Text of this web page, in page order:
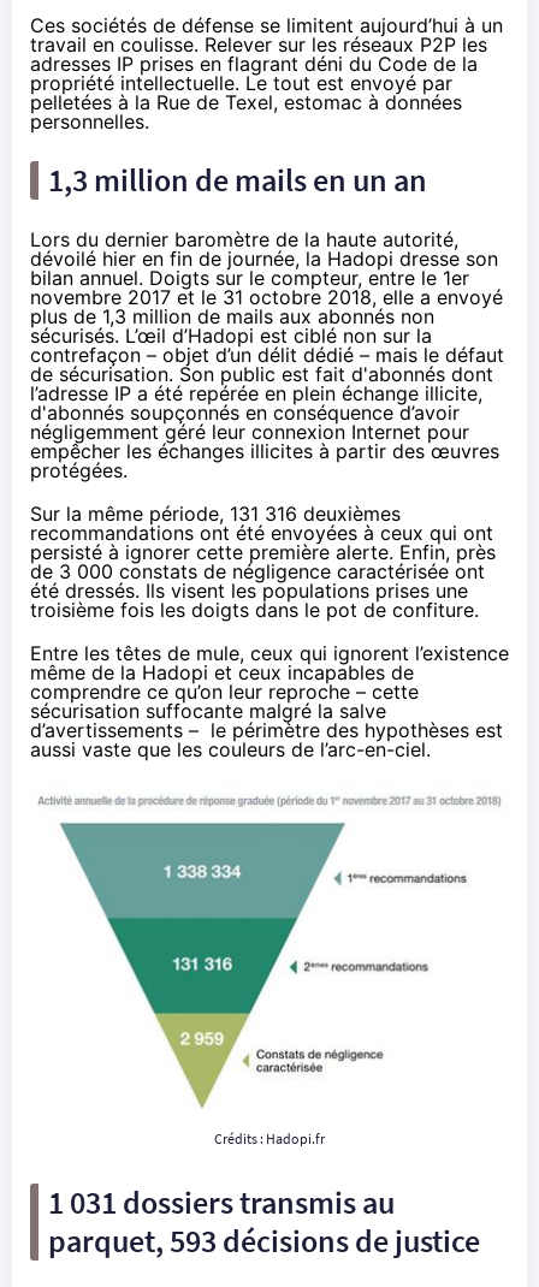
Ces sociétés de défense se limitent aujourd’hui à un
travail en coulisse. Relever sur les réseaux P2P les
adresses IP prises en flagrant déni du Code de la
propriété intellectuelle. Le tout est envoyé par
pelletées à la Rue de Texel, estomac à données
personnelles.
1,3 million de mails en un an
Lors du dernier baromètre de la haute autorité,
dévoilé hier en fin de journée, la Hadopi dresse son
bilan annuel. Doigts sur le compteur, entre le 1er
novembre 2017 et le 31 octobre 2018, elle a envoyé
plus de 1,3 million de mails aux abonnés non
sécurisés. L’œil d’Hadopi est ciblé non sur la
contrefaçon – objet d’un délit dédié – mais le défaut
de sécurisation. Son public est fait d'abonnés dont
l’adresse IP a été repérée en plein échange illicite,
d'abonnés soupçonnés en conséquence d’avoir
négligemment géré leur connexion Internet pour
empêcher les échanges illicites à partir des œuvres
protégées.
Sur la même période, 131 316 deuxièmes
recommandations ont été envoyées à ceux qui ont
persisté à ignorer cette première alerte. Enfin, près
de 3 000 constats de négligence caractérisée ont
été dressés. Ils visent les populations prises une
troisième fois les doigts dans le pot de confiture.
Entre les têtes de mule, ceux qui ignorent l’existence
même de la Hadopi et ceux incapables de
comprendre ce qu’on leur reproche – cette
sécurisation suffocante malgré la salve
d’avertissements – le périmètre des hypothèses est
aussi vaste que les couleurs de l’arc-en-ciel.
Crédits : Hadopi.fr
1 031 dossiers transmis au
parquet, 593 décisions de justice